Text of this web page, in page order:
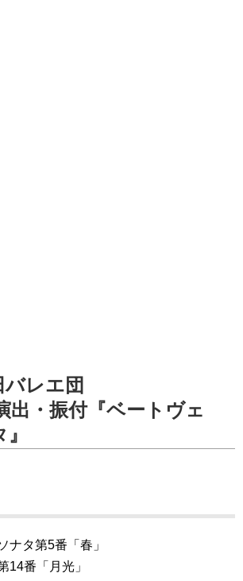
バレエ団
出・振付『ベートヴェ
ナタ第5番「春」
14番「月光」